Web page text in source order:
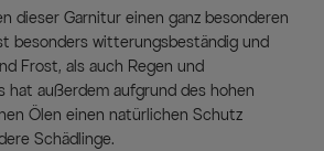
dieser Garnitur einen ganz besonderen
besonders witterungsbeständig und
Frost, als auch Regen und
hat außerdem aufgrund des hohen
Ölen einen natürlichen Schutz
Schädlinge.